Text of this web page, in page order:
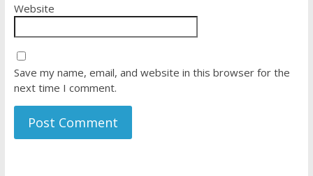
Website
Save my name, email, and website in this browser for the
next time I comment.